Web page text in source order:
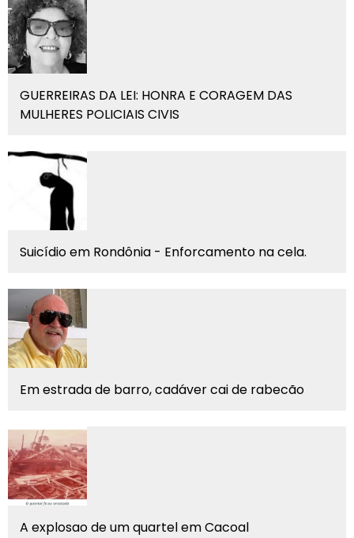
GUERREIRAS DA LEI: HONRA E CORAGEM DAS
MULHERES POLICIAIS CIVIS
Suicídio em Rondônia - Enforcamento na cela.
Em estrada de barro, cadáver cai de rabecão
A explosao de um quartel em Cacoal